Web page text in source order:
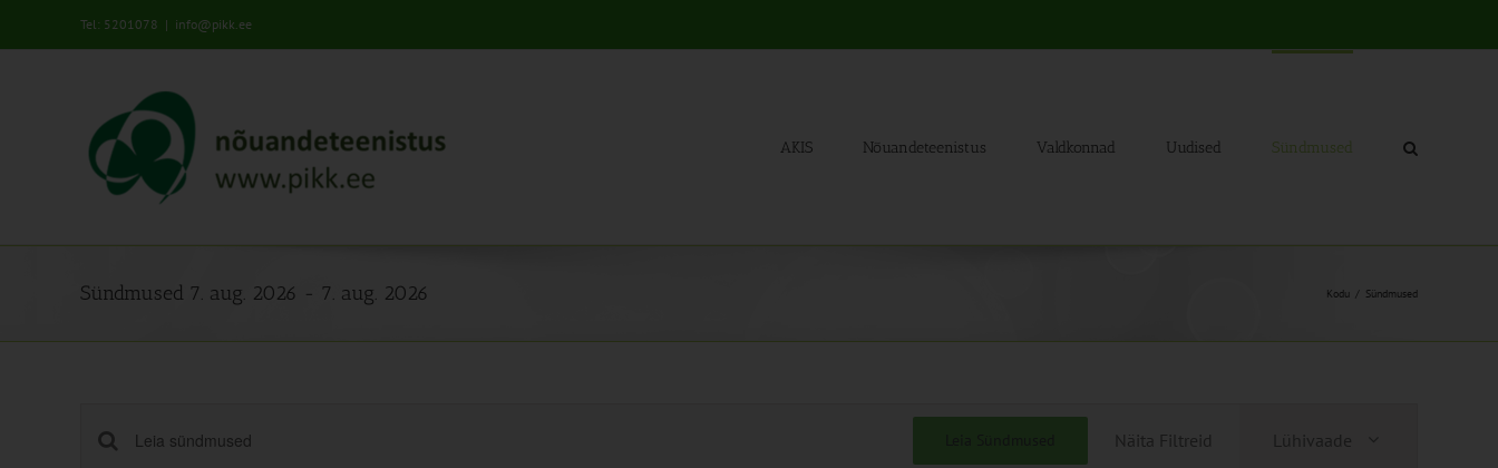
Tel: 5201078 | info@pikk.ee
AKIS Nõuandeteenistus Valdkonnad Uudised Sündmused
Sündmused 7. aug. 2026 - 7. aug. 2026 Kodu Sündmused
Sündmused
Enter
Näita Filtreid
Views
Lühivaade